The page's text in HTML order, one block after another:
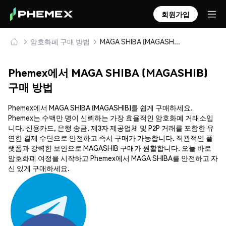
회원가입
암호화폐 구매 방법 MAGA SHIBA (MAGASHIB) 안전하게 구매 및 보관
Phemex에서 MAGA SHIBA (MAGASHIB)
구매 방법
Phemex에서 MAGA SHIBA (MAGASHIB)를 쉽게 구매하세요.
Phemex는 수백만 명이 신뢰하는 가장 효율적인 암호화폐 거래소입
니다. 신용카드, 은행 송금, 제3자 제공업체 및 P2P 거래를 포함한 유
연한 결제 수단으로 안전하고 즉시 구매가 가능합니다. 직관적인 플
랫폼과 강력한 보안으로 MAGASHIB 구매가 원활합니다. 오늘 바로
암호화폐 여정을 시작하고 Phemex에서 MAGA SHIBA를 안전하고 자
신 있게 구매하세요.